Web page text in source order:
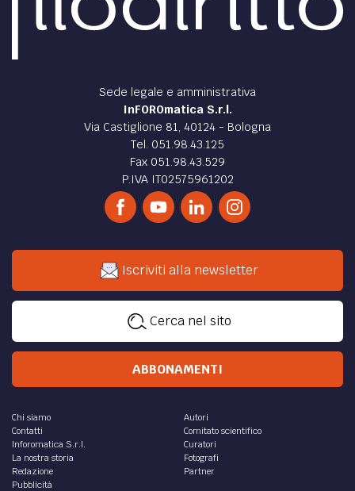
Sede legale e amministrativa
InFOROmatica S.r.l.
Via Castiglione 81, 40124 - Bologna
Tel. 051.98.43.125
Fax 051.98.43.529
P.IVA IT02575961202
Iscriviti alla newsletter
Cerca nel sito
ABBONAMENTI
Chi siamo
Contatti
Inforomatica S.r.l.
La nostra storia
Redazione
Pubblicità
Autori
Comitato scientifico
Curatori
Fotografi
Partner